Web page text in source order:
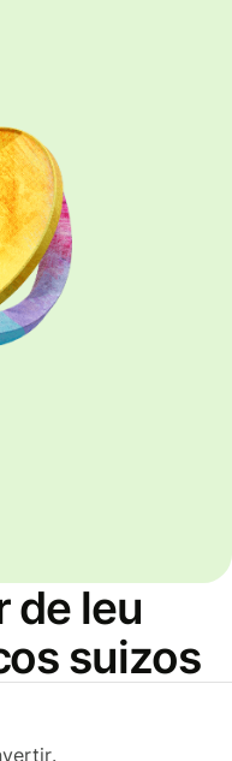
de leu
suizos